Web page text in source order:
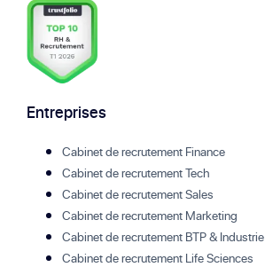
Entreprises
Cabinet de recrutement Finance
Cabinet de recrutement Tech
Cabinet de recrutement Sales
Cabinet de recrutement Marketing
Cabinet de recrutement BTP & Industrie
Cabinet de recrutement Life Sciences